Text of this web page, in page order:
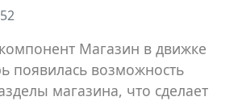
Магазин в движке
появилась возможность
магазина, что сделает